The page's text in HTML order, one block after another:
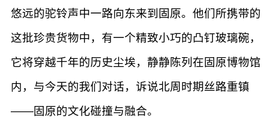
悠远的驼铃声中一路向东来到固原。他们所携带的
这批珍贵货物中，有一个精致小巧的凸钉玻璃碗，
它将穿越千年的历史尘埃，静静陈列在固原博物馆
内，与今天的我们对话，诉说北周时期丝路重镇
——固原的文化碰撞与融合。